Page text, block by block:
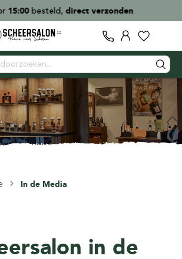
15:00besteld, direct verzonden
In de Media
in de